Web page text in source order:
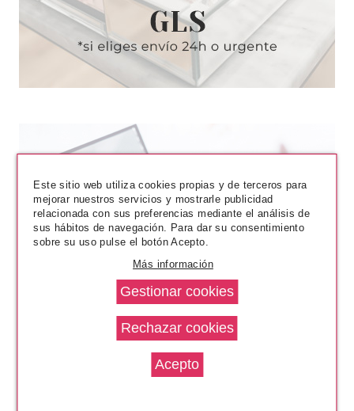
Este sitio web utiliza cookies propias y de terceros para
mejorar nuestros servicios y mostrarle publicidad
relacionada con sus preferencias mediante el análisis de
sus hábitos de navegación. Para dar su consentimiento
sobre su uso pulse el botón Acepto.
Más información